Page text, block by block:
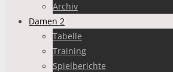
Archiv
Damen 2
Tabelle
Training
Spielberichte